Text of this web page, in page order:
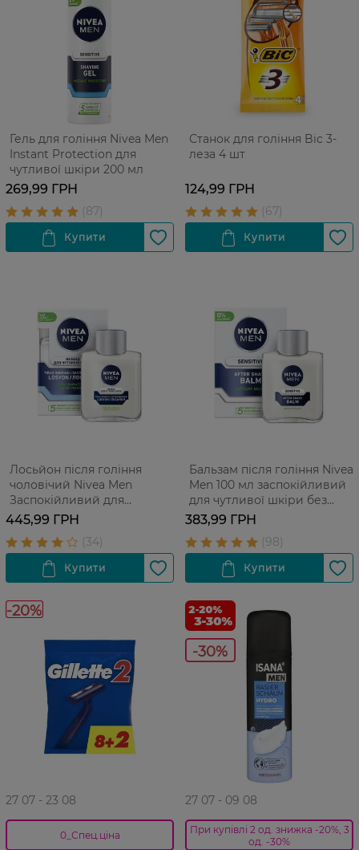
Гель для гоління Nivea Men
Instant Protection для
чутливої шкіри 200 мл
269,99 ГРН
Станок для гоління Bic 3-
леза 4 шт
124,99 ГРН
Лосьйон після гоління
чоловічий Nivea Men
Заспокійливий для
чутливої шкіри без вмісту
спирту 100 мл
445,99 ГРН
Бальзам після гоління Nivea
Men 100 мл заспокійливий
для чутливої шкіри без
вмісту спирту 100 мл
383,99 ГРН
-20%
27 07 - 23 08
0_Спец.ціна
-30%
27 07 - 09 08
При купівлі 2 од. знижка -20%, 3
од. -30%